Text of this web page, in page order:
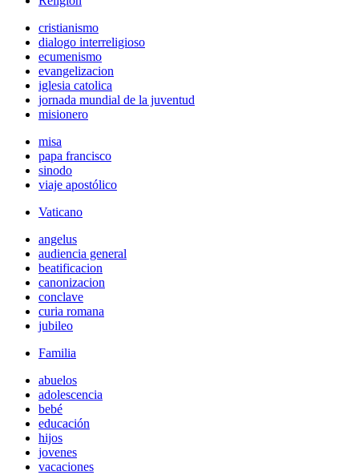
cristianismo
dialogo interreligioso
ecumenismo
evangelizacion
iglesia catolica
jornada mundial de la juventud
misionero
misa
papa francisco
sinodo
viaje apostólico
Vaticano
angelus
audiencia general
beatificacion
canonizacion
conclave
curia romana
jubileo
Familia
abuelos
adolescencia
bebé
educación
hijos
jovenes
vacaciones